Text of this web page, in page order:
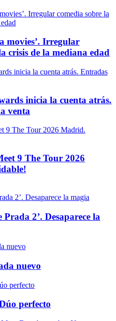
movies’. Irregular
crisis de la mediana edad
inicia la cuenta atrás.
venta
9 The Tour 2026
Prada 2’. Desaparece la
nuevo
perfecto